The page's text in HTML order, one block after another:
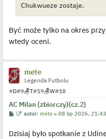
o
y
n
c
y
o
Chukwueze zostaje.
Być może tylko na okres
wtedy oceni.
mete
Legenda Futbolu
⭐D#9🪑T#19🪑W#18
AC Milan (zbiorczy)(cz.2)
P
t
W
w
autor:mete »08 lip 2026, 21:43
Dzisiaj było spotkanie z